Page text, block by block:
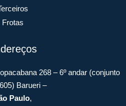
Frotas
268 – 6º andar (conjunto
Barueri –
Paulo,